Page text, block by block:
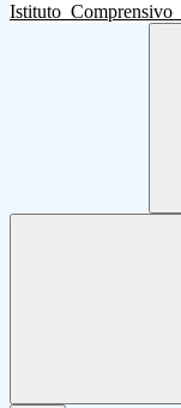
Istituto Comprensivo